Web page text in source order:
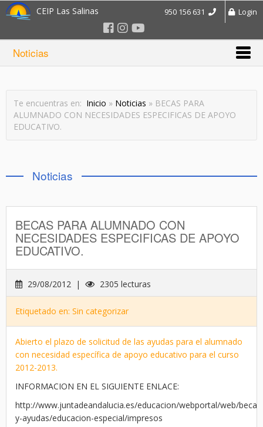
CEIP Las Salinas Login
950 156 631
Noticias
Te encuentras en: Inicio » Noticias » BECAS PARA
ALUMNADO CON NECESIDADES ESPECIFICAS DE APOYO
EDUCATIVO.
Noticias
BECAS PARA ALUMNADO CON
NECESIDADES ESPECIFICAS DE APOYO
EDUCATIVO.
29/08/2012 | 2305 lecturas
Etiquetado en: Sin categorizar
Abierto el plazo de solicitud de las ayudas para el alumnado
con necesidad específica de apoyo educativo para el curso
2012-2013.
INFORMACION EN EL SIGUIENTE ENLACE:
http://www.juntadeandalucia.es/educacion/webportal/web/
y-ayudas/educacion-especial/impresos